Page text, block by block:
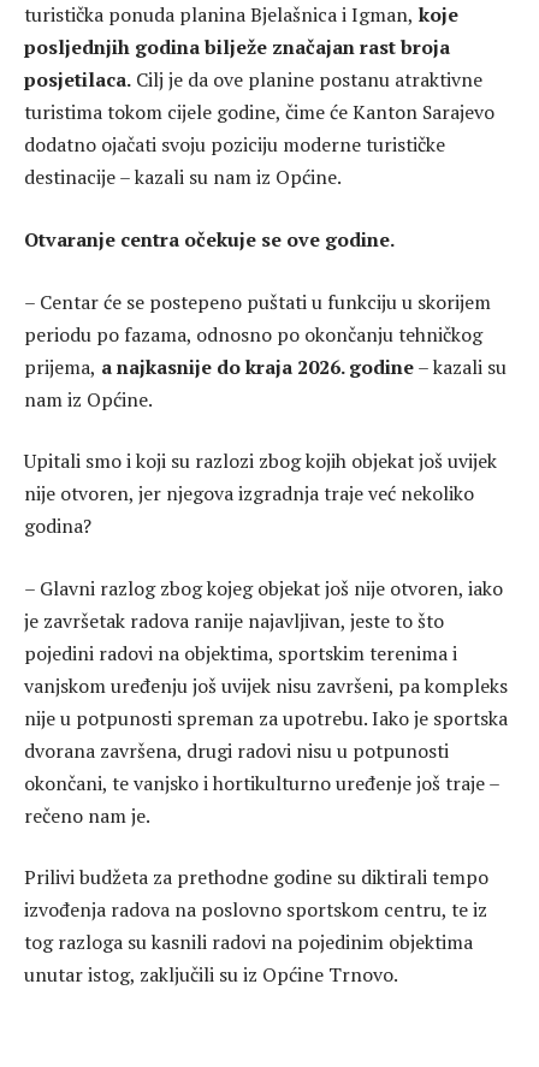
turistička ponuda planina Bjelašnica i Igman, koje
posljednjih godina bilježe značajan rast broja
posjetilaca. Cilj je da ove planine postanu atraktivne
turistima tokom cijele godine, čime će Kanton Sarajevo
dodatno ojačati svoju poziciju moderne turističke
destinacije – kazali su nam iz Općine.
Otvaranje centra očekuje se ove godine.
– Centar će se postepeno puštati u funkciju u skorijem
periodu po fazama, odnosno po okončanju tehničkog
prijema, a najkasnije do kraja 2026. godine– kazali su
nam iz Općine.
Upitali smo i koji su razlozi zbog kojih objekat još uvijek
nije otvoren, jer njegova izgradnja traje već nekoliko
godina?
– Glavni razlog zbog kojeg objekat još nije otvoren, iako
je završetak radova ranije najavljivan, jeste to što
pojedini radovi na objektima, sportskim terenima i
vanjskom uređenju još uvijek nisu završeni, pa kompleks
nije u potpunosti spreman za upotrebu. Iako je sportska
dvorana završena, drugi radovi nisu u potpunosti
okončani, te vanjsko i hortikulturno uređenje još traje –
rečeno nam je.
Prilivi budžeta za prethodne godine su diktirali tempo
izvođenja radova na poslovno sportskom centru, te iz
tog razloga su kasnili radovi na pojedinim objektima
unutar istog, zaključili su iz Općine Trnovo.